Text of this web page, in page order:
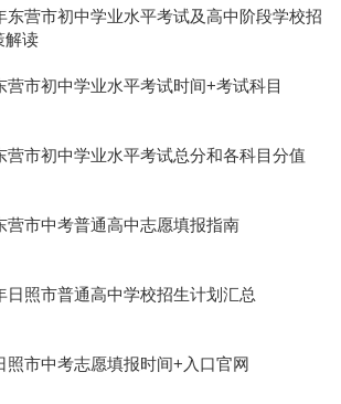
东营市初中学业水平考试及高中阶段学校招
解读
营市初中学业水平考试时间+考试科目
营市初中学业水平考试总分和各科目分值
营市中考普通高中志愿填报指南
日照市普通高中学校招生计划汇总
照市中考志愿填报时间+入口官网